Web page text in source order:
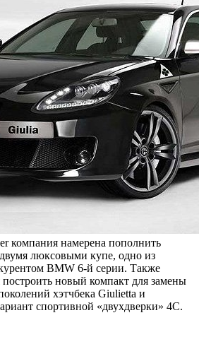
компания намерена пополнить
люксовыми купе, одно из
BMW 6-й серии. Также
новый компакт для замены
хэтчбека Giulietta и
спортивной «двухдверки» 4C.